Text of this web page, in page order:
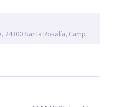
y directa para darte
firme de tu proceso
24300 Santa Rosalía, Camp.